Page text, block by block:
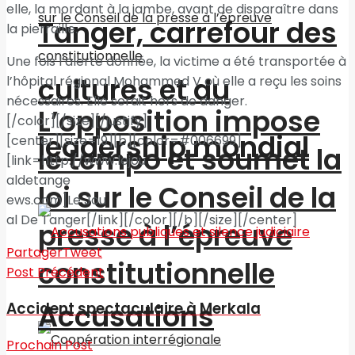
L’opposition impose
le tempo et soumet la
loi sur le Conseil de la
presse à l’épreuve
constitutionnelle
Tanger, carrefour des
cultures et du
leadership mondial
Accusations
elle, la mordant à la jambe, avant de disparaître dans
la pierraille.
Une fois l’alerte donnée, la victime a été transportée à
l’hôpital régional Mohammed V où elle a reçu les soins
nécessaires. Elle serait hors de danger.
[/color][/size][/justify]
[center][size=19][b][color=#006699]
[link=http://www.lejou
aldetange
ews.com]Le Jou
al De Tanger[/link][/color][/b][/size][/center]
PartagerTweet
Post Précédent
Accident spectaculaire à Merkala
Prochain Post